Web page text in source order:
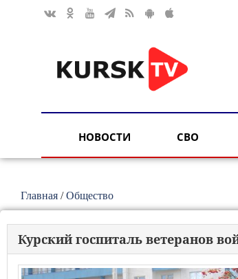
НОВОСТИ СВО
Главная /Общество
Курский госпиталь ветеранов